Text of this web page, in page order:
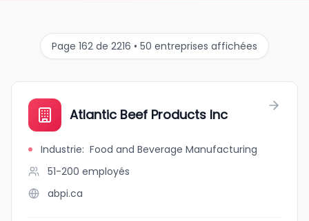
Page 162 de 2216 • 50 entreprises affichées
Atlantic Beef Products Inc
Industrie: Food and Beverage Manufacturing
51-200 employés
abpi.ca